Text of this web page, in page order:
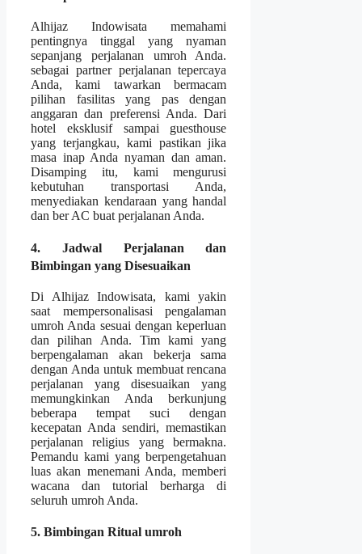
Alhijaz Indowisata memahami
pentingnya tinggal yang nyaman
sepanjang perjalanan umroh Anda.
sebagai partner perjalanan tepercaya
Anda, kami tawarkan bermacam
pilihan fasilitas yang pas dengan
anggaran dan preferensi Anda. Dari
hotel eksklusif sampai guesthouse
yang terjangkau, kami pastikan jika
masa inap Anda nyaman dan aman.
Disamping itu, kami mengurusi
kebutuhan transportasi Anda,
menyediakan kendaraan yang handal
dan ber AC buat perjalanan Anda.
4. Jadwal Perjalanan dan
Bimbingan yang Disesuaikan
Di Alhijaz Indowisata, kami yakin
saat mempersonalisasi pengalaman
umroh Anda sesuai dengan keperluan
dan pilihan Anda. Tim kami yang
berpengalaman akan bekerja sama
dengan Anda untuk membuat rencana
perjalanan yang disesuaikan yang
memungkinkan Anda berkunjung
beberapa tempat suci dengan
kecepatan Anda sendiri, memastikan
perjalanan religius yang bermakna.
Pemandu kami yang berpengetahuan
luas akan menemani Anda, memberi
wacana dan tutorial berharga di
seluruh umroh Anda.
5. Bimbingan Ritual umroh